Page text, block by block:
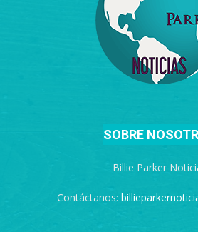
SOBRE
Billie Parker
Contáctanos: